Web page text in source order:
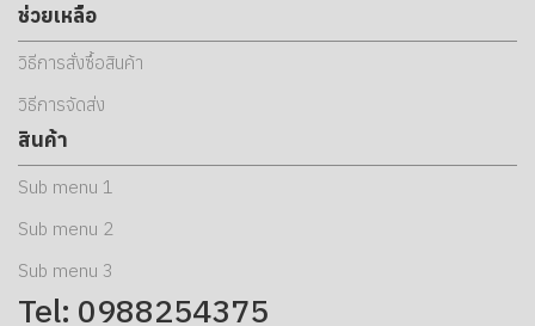
ช่วยเหลือ
วิธีการสั่งซื้อสินค้า
วิธีการจัดส่ง
สินค้า
Sub menu 1
Sub menu 2
Sub menu 3
Tel: 0988254375